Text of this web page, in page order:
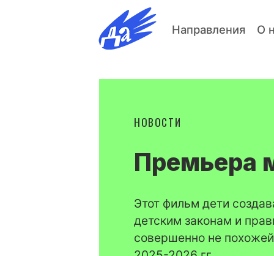
Направления О
НОВОСТИ
Премьера
Этот фильм дети
детским законам и
совершенно не